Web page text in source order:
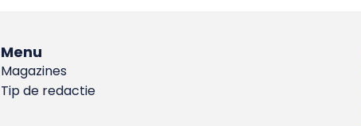
Menu
Magazines
Tip de redactie